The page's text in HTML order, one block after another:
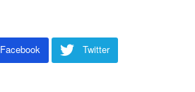
Facebook
Twitter